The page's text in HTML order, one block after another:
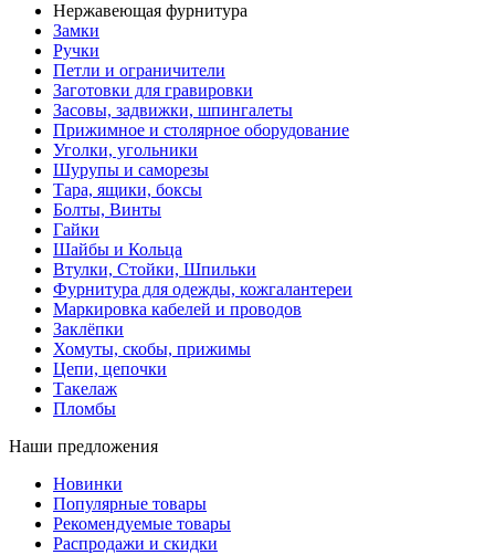
Нержавеющая фурнитура
Замки
Ручки
Петли и ограничители
Заготовки для гравировки
Засовы, задвижки, шпингалеты
Прижимное и столярное оборудование
Уголки, угольники
Шурупы и саморезы
Тара, ящики, боксы
Болты, Винты
Гайки
Шайбы и Кольца
Втулки, Стойки, Шпильки
Фурнитура для одежды, кожгалантереи
Маркировка кабелей и проводов
Заклёпки
Хомуты, скобы, прижимы
Цепи, цепочки
Такелаж
Пломбы
Наши предложения
Новинки
Популярные товары
Рекомендуемые товары
Распродажи и скидки